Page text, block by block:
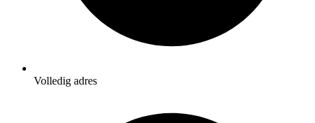
Volledig adres